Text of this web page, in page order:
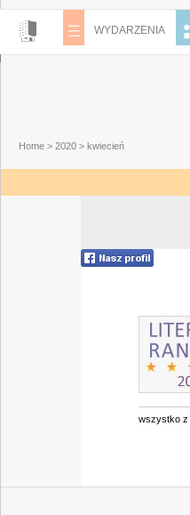
WYDARZENIA
Home > 2020 > kwiecień
wszystko z